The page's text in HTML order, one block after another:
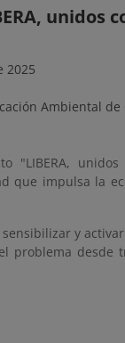
unidos
2025
Ambiental de
"LIBERA,
que impulsa la
y
problema